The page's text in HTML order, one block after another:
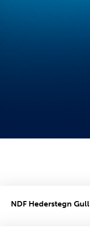
NDF Hederstegn Gull